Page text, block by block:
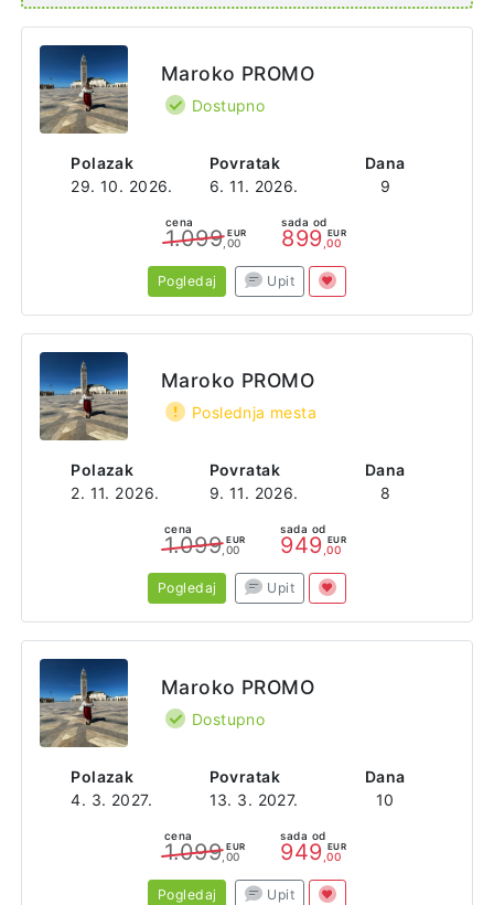
Polazak
29. 10. 2026.
Povratak
6. 11. 2026.
Dana
9
Maroko PROMO
Dostupno
cena
1.099 EUR
,00
sada od
899 EUR
,00
Pogledaj Upit
Polazak
2. 11. 2026.
Povratak
9. 11. 2026.
Dana
8
Maroko PROMO
Poslednja mesta
cena
1.099 EUR
,00
sada od
949 EUR
,00
Pogledaj Upit
Polazak
4. 3. 2027.
Povratak
13. 3. 2027.
Dana
10
Maroko PROMO
Dostupno
cena
1.099 EUR
,00
sada od
949 EUR
,00
Pogledaj Upit